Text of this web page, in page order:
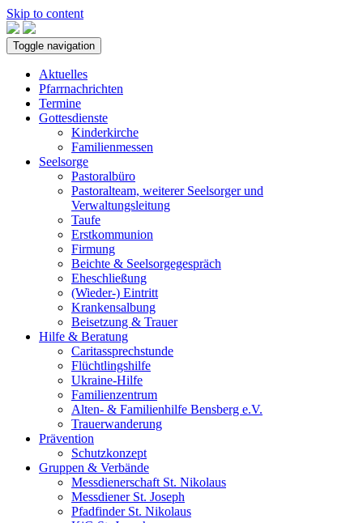
Skip to content
Toggle navigation
Aktuelles
Pfarrnachrichten
Termine
Gottesdienste
Kinderkirche
Familienmessen
Seelsorge
Pastoralbüro
Pastoralteam, weiterer Seelsorger und
Verwaltungsleitung
Taufe
Erstkommunion
Firmung
Beichte & Seelsorgegespräch
Eheschließung
(Wieder-) Eintritt
Krankensalbung
Beisetzung & Trauer
Hilfe & Beratung
Caritassprechstunde
Flüchtlingshilfe
Ukraine-Hilfe
Familienzentrum
Alten- & Familienhilfe Bensberg e.V.
Trauerwanderung
Prävention
Schutzkonzept
Gruppen & Verbände
Messdienerschaft St. Nikolaus
Messdiener St. Joseph
Pfadfinder St. Nikolaus